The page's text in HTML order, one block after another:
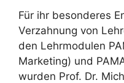
Für ihr besonderes
Verzahnung von
den Lehrmodulen
Marketing) und
wurden Prof. Dr.